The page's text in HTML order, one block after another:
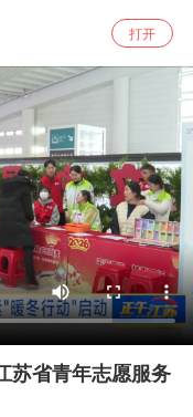
打开
苏省青年志愿服务